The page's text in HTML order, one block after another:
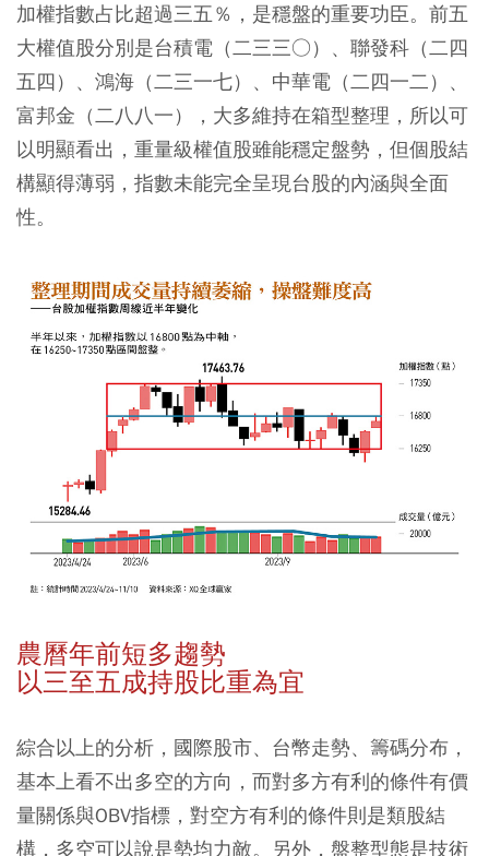
加權指數占比超過三五％，是穩盤的重要功臣。前五
大權值股分別是台積電（二三三○）、聯發科（二四
五四）、鴻海（二三一七）、中華電（二四一二）、
富邦金（二八八一），大多維持在箱型整理，所以可
以明顯看出，重量級權值股雖能穩定盤勢，但個股結
構顯得薄弱，指數未能完全呈現台股的內涵與全面
性。
農曆年前短多趨勢
以三至五成持股比重為宜
綜合以上的分析，國際股市、台幣走勢、籌碼分布，
基本上看不出多空的方向，而對多方有利的條件有價
量關係與OBV指標，對空方有利的條件則是類股結
構，多空可以說是勢均力敵。另外，盤整型態是技術